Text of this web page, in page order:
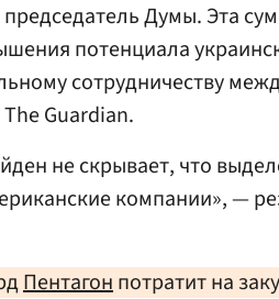
Думы. Эта
потенциала
сотрудничеству
Guardian.
не скрывает, что
компании», —
Пентагонпотратит на